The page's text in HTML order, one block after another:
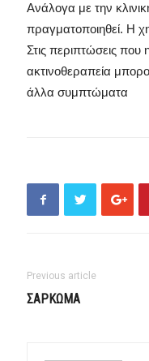
Ανάλογα με την
πραγματοποιηθεί. Η
Στις περιπτώσεις
ακτινοθεραπεία
άλλα συμπτώματα
Previous article
ΣΑΡΚΩΜΑ